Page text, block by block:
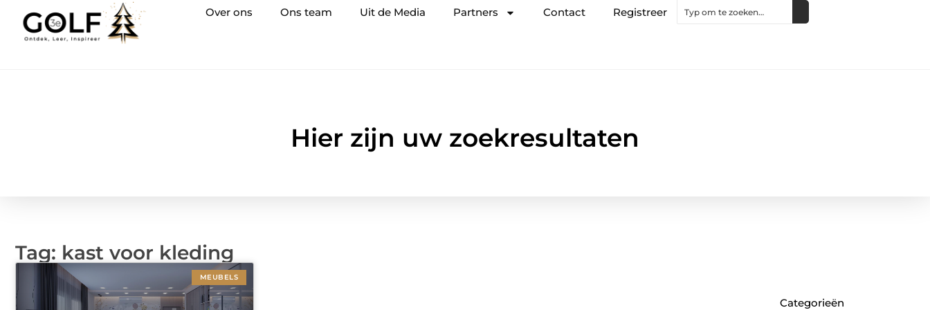
Over ons Ons team Uit de Media Partners Contact Registreer
Hier zijn uw zoekresultaten
Tag: kast voor kleding
MEUBELS
Categorieën